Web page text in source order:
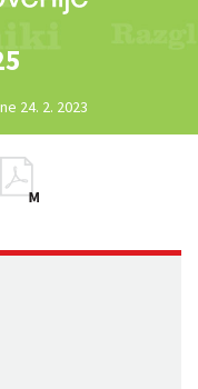
24. 2. 2023